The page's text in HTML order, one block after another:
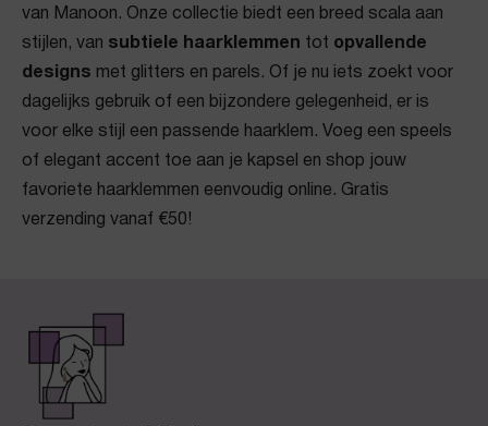
van Manoon. Onze collectie biedt een breed scala aan
stijlen, van subtiele haarklemmen tot opvallende
designs met glitters en parels. Of je nu iets zoekt voor
dagelijks gebruik of een bijzondere gelegenheid, er is
voor elke stijl een passende haarklem. Voeg een speels
of elegant accent toe aan je kapsel en shop jouw
favoriete haarklemmen eenvoudig online. Gratis
verzending vanaf €50!